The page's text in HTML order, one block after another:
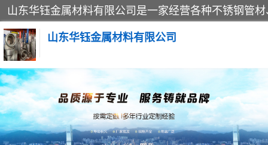
山东华钰金属材料有限公司
不锈钢管
管件标准件